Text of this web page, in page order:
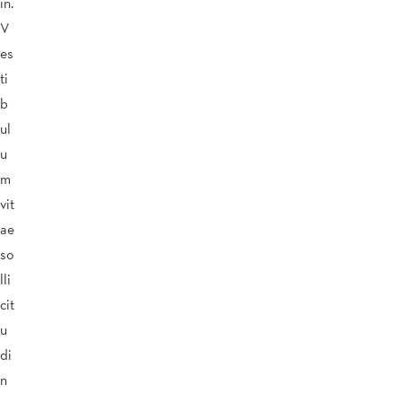
V
es
ti
b
ul
u
m
vit
ae
so
lli
cit
u
di
n